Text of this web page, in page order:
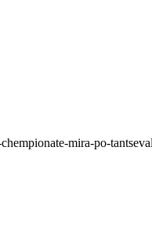
mira-po-